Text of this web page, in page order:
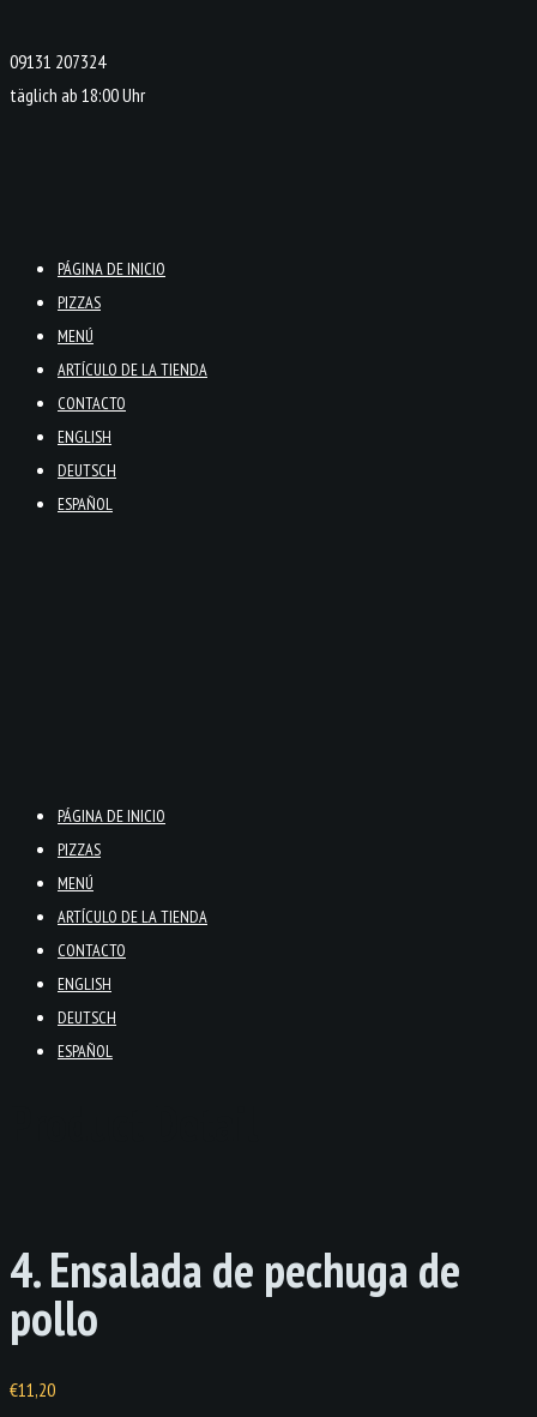
09131 207324
täglich ab 18:00 Uhr
PÁGINA DE INICIO
PIZZAS
MENÚ
ARTÍCULO DE LA TIENDA
CONTACTO
ENGLISH
DEUTSCH
ESPAÑOL
PÁGINA DE INICIO
PIZZAS
MENÚ
ARTÍCULO DE LA TIENDA
CONTACTO
ENGLISH
DEUTSCH
ESPAÑOL
4. Ensalada de pechuga de
pollo
€11,20